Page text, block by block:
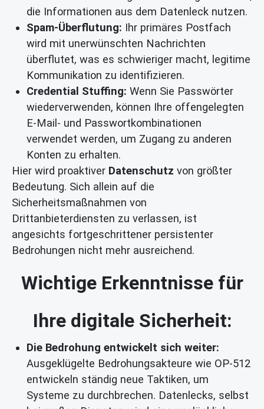
die Informationen aus dem Datenleck nutzen.
Spam-Überflutung: Ihr primäres Postfach
wird mit unerwünschten Nachrichten
überflutet, was es schwieriger macht, legitime
Kommunikation zu identifizieren.
Credential Stuffing: Wenn Sie Passwörter
wiederverwenden, können Ihre offengelegten
E-Mail- und Passwortkombinationen
verwendet werden, um Zugang zu anderen
Konten zu erhalten.
Hier wird proaktiver Datenschutz von größter
Bedeutung. Sich allein auf die
Sicherheitsmaßnahmen von
Drittanbieterdiensten zu verlassen, ist
angesichts fortgeschrittener persistenter
Bedrohungen nicht mehr ausreichend.
Wichtige Erkenntnisse für
Ihre digitale Sicherheit:
Die Bedrohung entwickelt sich weiter:
Ausgeklügelte Bedrohungsakteure wie OP-512
entwickeln ständig neue Taktiken, um
Systeme zu durchbrechen. Datenlecks, selbst